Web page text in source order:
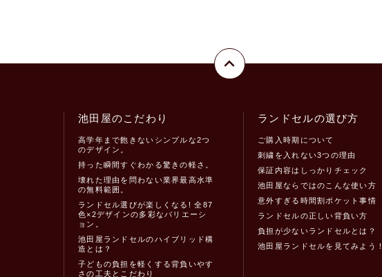
池田屋のこだわり
高学年まで飽きないシンプルな2つ
のデザイン。
持った瞬間すぐわかる驚きの軽さ。
壊れた理由を問わない業界最高水準
の無料範囲。
ランドセル選びが楽しくなる! 全87
色×2デザインの多彩なバリエーシ
ョン。
池田屋ランドセルのハイブリッド構
造とは？
子どもの負担を軽くする背負いやす
さの工夫とこだわり
ランドセルの選び方
ご購入時期について
刺繍を入れない3つの理由
保証内容はしっかりチェック
池田屋ならではのこんな使い方
意外すぎる時間割ポケット事情
ランドセルの正しい背負い方
負担が少ないランドセルとは？
池田屋ランドセルを見てみよう！